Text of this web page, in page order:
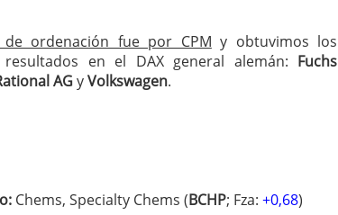
ordenación fue por CPM y obtuvimos los
resultados en el DAX general alemán: Fuchs
AGyVolkswagen.
Chems, Specialty Chems (BCHP; Fza: +0,68)